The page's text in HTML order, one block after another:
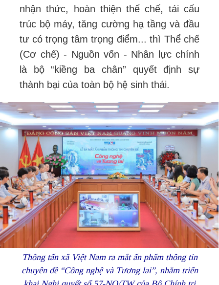
nhận thức, hoàn thiện thể chế, tái cấu
trúc bộ máy, tăng cường hạ tầng và đầu
tư có trọng tâm trọng điểm... thì Thể chế
(Cơ chế) - Nguồn vốn - Nhân lực chính
là bộ “kiềng ba chân” quyết định sự
thành bại của toàn bộ hệ sinh thái.
Thông tấn xã Việt Nam ra mắt ấn phẩm thông tin
chuyên đề “Công nghệ và Tương lai”, nhằm triển